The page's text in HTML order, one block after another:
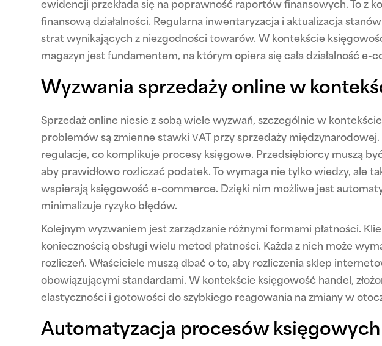
ewidencji przekłada się na poprawność raportów finansowych. To z
finansową działalności. Regularna inwentaryzacja i aktualizacja
strat wynikających z niezgodności towarów. W kontekście
magazyn jest fundamentem, na którym opiera się cała działalność e-
Wyzwania sprzedaży online w
Sprzedaż online niesie z sobą wiele wyzwań, szczególnie w
problemów są zmienne stawki VAT przy sprzedaży międzynarodowej.
regulacje, co komplikuje procesy księgowe. Przedsiębiorcy muszą
aby prawidłowo rozliczać podatek. To wymaga nie tylko wiedzy, ale
wspierają księgowość e-commerce. Dzięki nim możliwe jest
minimalizuje ryzyko błędów.
Kolejnym wyzwaniem jest zarządzanie różnymi formami płatności.
koniecznością obsługi wielu metod płatności. Każda z nich może
rozliczeń. Właściciele muszą dbać o to, aby rozliczenia sklep
obowiązującymi standardami. W kontekście księgowość handel,
elastyczności i gotowości do szybkiego reagowania na zmiany w
Automatyzacja procesów